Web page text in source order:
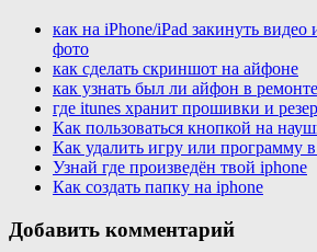
как на iPhone/iPad закинуть
фото
как сделать скриншот на айфоне
как узнать был ли айфон в ремонте
где itunes хранит прошивки и
Как пользоваться кнопкой на
Как удалить игру или программу
Узнай где произведён твой iphone
Как создать папку на iphone
Добавить комментарий